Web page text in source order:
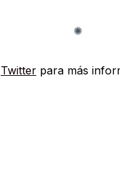
Twitterpara más